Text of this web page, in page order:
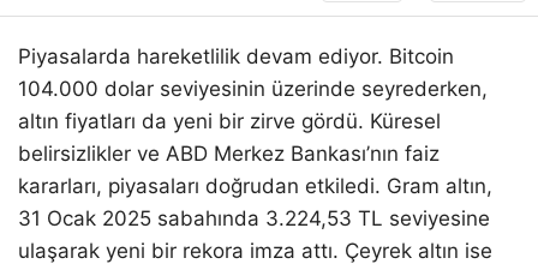
Piyasalarda hareketlilik devam ediyor. Bitcoin
104.000 dolar seviyesinin üzerinde seyrederken,
altın fiyatları da yeni bir zirve gördü. Küresel
belirsizlikler ve ABD Merkez Bankası’nın faiz
kararları, piyasaları doğrudan etkiledi. Gram altın,
31 Ocak 2025 sabahında 3.224,53 TL seviyesine
ulaşarak yeni bir rekora imza attı. Çeyrek altın ise